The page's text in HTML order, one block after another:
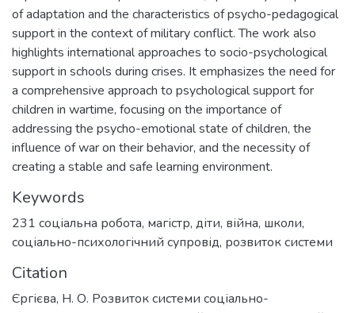
of adaptation and the characteristics of psycho-pedagogical
support in the context of military conflict. The work also
highlights international approaches to socio-psychological
support in schools during crises. It emphasizes the need for
a comprehensive approach to psychological support for
children in wartime, focusing on the importance of
addressing the psycho-emotional state of children, the
influence of war on their behavior, and the necessity of
creating a stable and safe learning environment.
Keywords
231 соціальна робота, магістр, діти, війна, школи,
соціально-психологічний супровід, розвиток системи
Citation
Єргієва, Н. О. Розвиток системи соціально-